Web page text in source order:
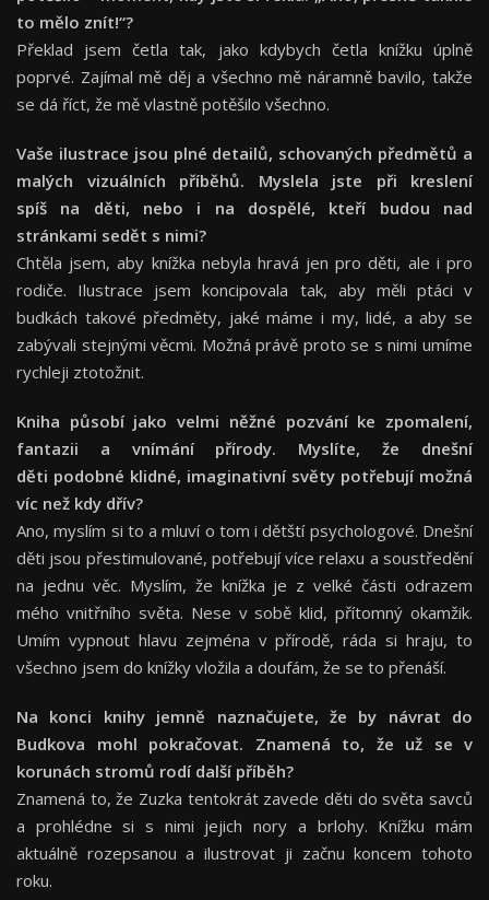
to mělo znít!“?
Překlad jsem četla tak, jako kdybych četla knížku úplně
poprvé. Zajímal mě děj a všechno mě náramně bavilo, takže
se dá říct, že mě vlastně potěšilo všechno.
Vaše ilustrace jsou plné detailů, schovaných předmětů a
malých vizuálních příběhů. Myslela jste při kreslení
spíš na děti, nebo i na dospělé, kteří budou nad
stránkami sedět s nimi?
Chtěla jsem, aby knížka nebyla hravá jen pro děti, ale i pro
rodiče. Ilustrace jsem koncipovala tak, aby měli ptáci v
budkách takové předměty, jaké máme i my, lidé, a aby se
zabývali stejnými věcmi. Možná právě proto se s nimi umíme
rychleji ztotožnit.
Kniha působí jako velmi něžné pozvání ke zpomalení,
fantazii a vnímání přírody. Myslíte, že dnešní
děti podobné klidné, imaginativní světy potřebují možná
víc než kdy dřív?
Ano, myslím si to a mluví o tom i dětští psychologové. Dnešní
děti jsou přestimulované, potřebují více relaxu a soustředění
na jednu věc. Myslím, že knížka je z velké části odrazem
mého vnitřního světa. Nese v sobě klid, přítomný okamžik.
Umím vypnout hlavu zejména v přírodě, ráda si hraju, to
všechno jsem do knížky vložila a doufám, že se to přenáší.
Na konci knihy jemně naznačujete, že by návrat do
Budkova mohl pokračovat. Znamená to, že už se v
korunách stromů rodí další příběh?
Znamená to, že Zuzka tentokrát zavede děti do světa savců
a prohlédne si s nimi jejich nory a brlohy. Knížku mám
aktuálně rozepsanou a ilustrovat ji začnu koncem tohoto
roku.